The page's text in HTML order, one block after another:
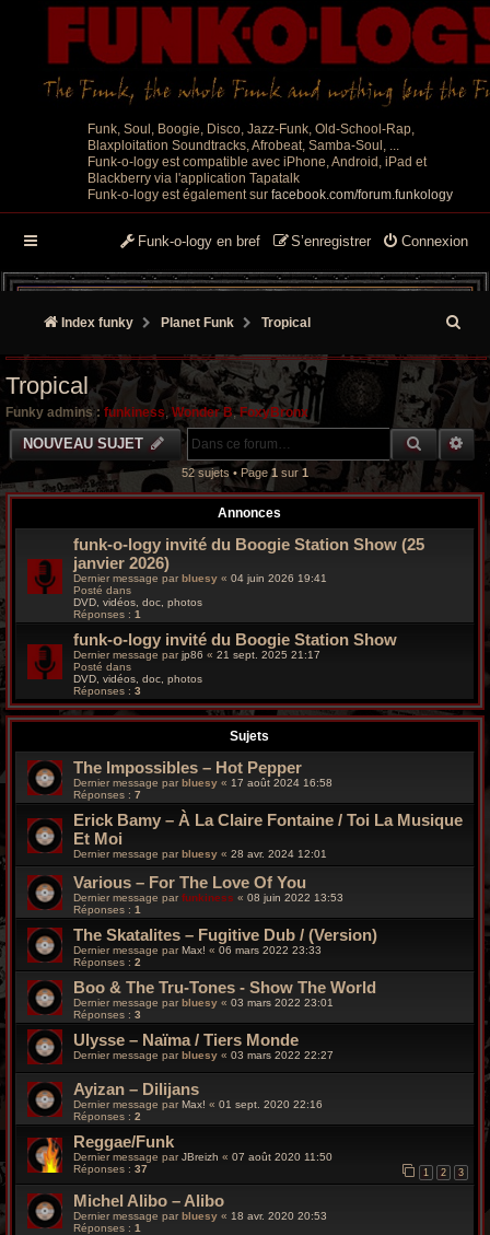
Funk, Soul, Boogie, Disco, Jazz-Funk, Old-School-Rap,
Blaxploitation Soundtracks, Afrobeat, Samba-Soul, ...
Funk-o-logy est compatible avec iPhone, Android, iPad et
Blackberry via l'application Tapatalk
Funk-o-logy est également sur facebook.com/forum.funkology
Connexion
S’enregistrer
Funk-o-logy en bref
Index funky Planet Funk Tropical
e
h
r
c
o
Tropical
Funky admins : funkiness, Wonder B,FoxyBronx
NOUVEAU SUJET
52 sujets • Page 1 sur 1
Annonces
funk-o-logy invité du Boogie Station Show (25
janvier 2026)
Dernier message par bluesy « 04 juin 2026 19:41
Posté dans
DVD, vidéos, doc, photos
Réponses : 1
funk-o-logy invité du Boogie Station Show
Dernier message parjp86 « 21 sept. 2025 21:17
Posté dans
DVD, vidéos, doc, photos
Réponses : 3
Sujets
The Impossibles – Hot Pepper
Dernier message par bluesy « 17 août 2024 16:58
Réponses : 7
Erick Bamy – À La Claire Fontaine / Toi La Musique
Et Moi
Dernier message par bluesy « 28 avr. 2024 12:01
Various – For The Love Of You
Dernier message par funkiness « 08 juin 2022 13:53
Réponses : 1
The Skatalites – Fugitive Dub / (Version)
Dernier message parMax! « 06 mars 2022 23:33
Réponses : 2
Boo & The Tru-Tones - Show The World
Dernier message par bluesy « 03 mars 2022 23:01
Réponses : 3
Ulysse – Naïma / Tiers Monde
Dernier message parbluesy « 03 mars 2022 22:27
Ayizan ‎– Dilijans
Dernier message par Max! « 01 sept. 2020 22:16
Réponses : 2
Reggae/Funk
Dernier message parJBreizh « 07 août 2020 11:50
Réponses : 37 1 2 3
Michel Alibo – Alibo
Dernier message par bluesy « 18 avr. 2020 20:53
Réponses : 1